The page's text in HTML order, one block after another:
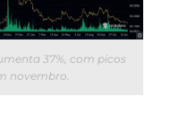
37%, com picos
novembro.